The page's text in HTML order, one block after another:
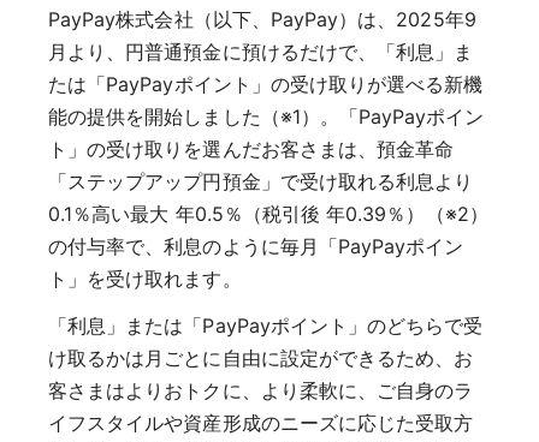
PayPay株式会社（以下、PayPay）は、2025年9
月より、円普通預金に預けるだけで、「利息」ま
たは「PayPayポイント」の受け取りが選べる新機
能の提供を開始しました（※1）。「PayPayポイン
ト」の受け取りを選んだお客さまは、預金革命
「ステップアップ円預金」で受け取れる利息より
0.1％高い最大 年0.5％（税引後 年0.39％）（※2）
の付与率で、利息のように毎月「PayPayポイン
ト」を受け取れます。
「利息」または「PayPayポイント」のどちらで受
け取るかは月ごとに自由に設定ができるため、お
客さまはよりおトクに、より柔軟に、ご自身のラ
イフスタイルや資産形成のニーズに応じた受取方